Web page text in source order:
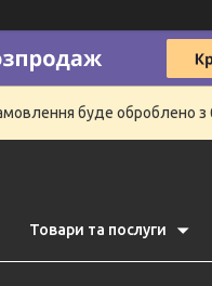
буде оброблено
Товари та послуги